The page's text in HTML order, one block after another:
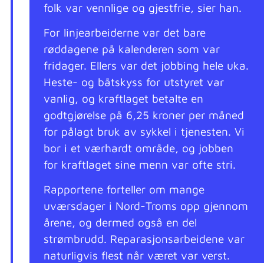
folk var vennlige og gjestfrie, sier han.
For linjearbeiderne var det bare
røddagene på kalenderen som var
fridager. Ellers var det jobbing hele uka.
Heste- og båtskyss for utstyret var
vanlig, og kraftlaget betalte en
godtgjørelse på 6,25 kroner per måned
for pålagt bruk av sykkel i tjenesten. Vi
bor i et værhardt område, og jobben
for kraftlaget sine menn var ofte stri.
Rapportene forteller om mange
uværsdager i Nord-Troms opp gjennom
årene, og dermed også en del
strømbrudd. Reparasjonsarbeidene var
naturligvis flest når været var verst.